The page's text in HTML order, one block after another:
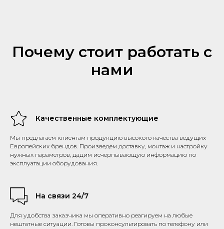
Почему стоит работать с
нами
Качественные комплектующие
Мы предлагаем клиентам продукцию высокого качества ведущих
Европейских брендов. Произведем доставку, монтаж и настройку
нужных параметров, дадим исчерпывающую информацию по
эксплуатации оборудования.
На связи 24/7
Для удобства заказчика мы оперативно реагируем на любые
нештатные ситуации. Готовы проконсультировать по телефону или